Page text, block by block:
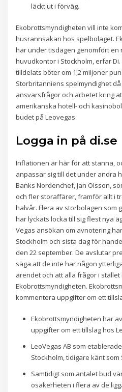
läckt ut i förväg.
Ekobrottsmyndigheten vill inte
husrannsakan hos spelbolaget.
har under tisdagen genomfört en
huvudkontor i Stockholm, erfar
tilldelats böter om 1,2 miljoner
Storbritanniens spelmyndighet
ansvarsfrågor och arbetet kring
amerikanska hotell- och
budet på Leovegas.
Logga in på di.se
Inflationen är här för att stanna,
anpassar sig till det under andra
Banks Nordenchef, Jan Olsson,
och fler storaffärer, framför allt i
halvår. Flera av storbolagen som
har lyckats locka till sig flest nya
Vegas ansökan om avnotering
Stockholm och sista dag för
den 22 september. De avslutar
säga att de inte har någon
ärendet och att alla frågor i
Ekobrottsmyndigheten.
kommentera uppgifter om ett
Ekobrottsmyndigheten har
uppgifter om ett tillslag hos
LeoVegas AB som
Stockholm, tidigare känt
Samtidigt som antalet bud
osäkerheten i flera av de